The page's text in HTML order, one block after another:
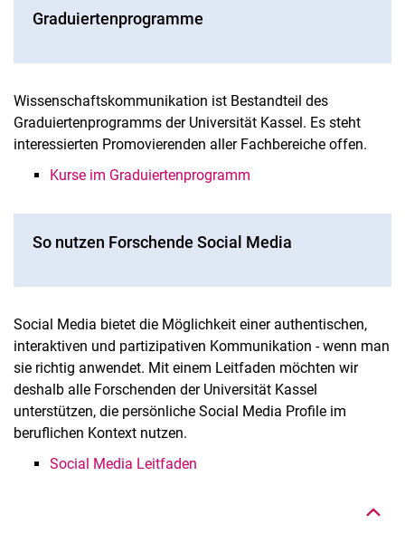
Graduiertenprogramme
Wissenschaftskommunikation ist Bestandteil des
Graduiertenprogramms der Universität Kassel. Es steht
interessierten Promovierenden aller Fachbereiche offen.
Kurse im Graduiertenprogramm
So nutzen Forschende Social Media
Social Media bietet die Möglichkeit einer authentischen,
interaktiven und partizipativen Kommunikation - wenn man
sie richtig anwendet. Mit einem Leitfaden möchten wir
deshalb alle Forschenden der Universität Kassel
unterstützen, die persönliche Social Media Profile im
beruflichen Kontext nutzen.
Social Media Leitfaden